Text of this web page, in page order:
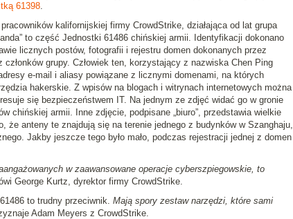
61398.
kalifornijskiej firmy CrowdStrike, działająca od lat grupa
to część Jednostki 61486 chińskiej armii. Identyfikacji dokonano
licznych postów, fotografii i rejestru domen dokonanych przez
członków grupy. Człowiek ten, korzystający z nazwiska Chen Ping
e-mail i aliasy powiązane z licznymi domenami, na których
hakerskie. Z wpisów na blogach i witrynach internetowych można
się bezpieczeństwem IT. Na jednym ze zdjęć widać go w gronie
chińskiej armii. Inne zdjęcie, podpisane „biuro”, przedstawia wielkie
że anteny te znajdują się na terenie jednego z budynków w Szanghaju,
Jakby jeszcze tego było mało, podczas rejestracji jednej z domen
w zaawansowane operacje cyberszpiegowskie, to
George Kurtz, dyrektor firmy CrowdStrike.
to trudny przeciwnik. Mają spory zestaw narzędzi, które sami
Adam Meyers z CrowdStrike.